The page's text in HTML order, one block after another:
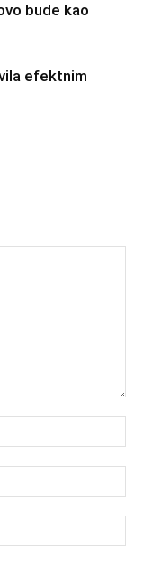
bude kao
efektnim